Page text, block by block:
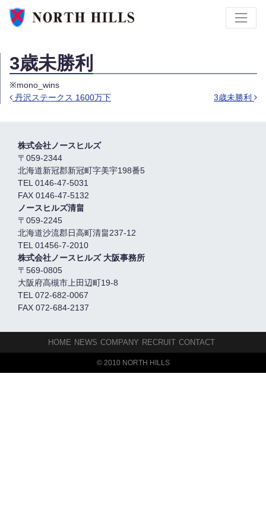
3歳未勝利
※mono_wins
丹沢ステークス 1600万下 3歳未勝利
株式会社ノースヒルズ
〒059-2344
北海道新冠郡新冠町字美宇198番5
TEL 0146-47-5031
FAX 0146-47-5132
ノースヒルズ清畠
〒059-2245
北海道沙流郡日高町清畠237-12
TEL 01456-7-2010
株式会社ノースヒルズ 大阪事務所
〒569-0805
大阪府高槻市上田辺町19-8
TEL 072-682-0067
FAX 072-684-2137
HOME NEWS COMPANY RECRUIT CONTACT
© 2010 NORTH HILLS